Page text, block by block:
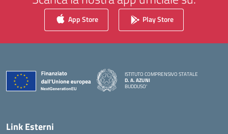
App Store Play Store
ISTITUTO COMPRENSIVO STATALE
D. A. AZUNI
BUDDUSO'
Link Esterni